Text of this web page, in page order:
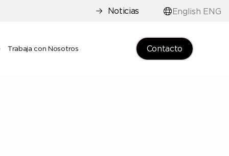
Noticias English ENG
Trabaja con Nosotros Contacto